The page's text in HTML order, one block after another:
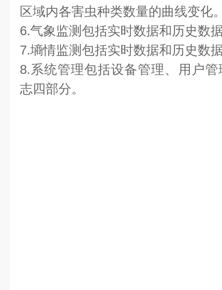
区域内各害虫种类数量的曲线变化
6.气象监测包括实时数据和历史数
7.墒情监测包括实时数据和历史数
8.系统管理包括设备管理、用户
志四部分。